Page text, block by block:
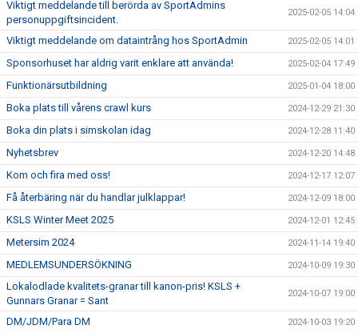
Viktigt meddelande till berörda av SportAdmins
personuppgiftsincident.
2025-02-05 14:04
Viktigt meddelande om dataintrång hos SportAdmin 2025-02-05 14:01
Sponsorhuset har aldrig varit enklare att använda! 2025-02-04 17:49
Funktionärsutbildning 2025-01-04 18:00
Boka plats till vårens crawl kurs 2024-12-29 21:30
Boka din plats i simskolan idag 2024-12-28 11:40
Nyhetsbrev 2024-12-20 14:48
Kom och fira med oss! 2024-12-17 12:07
Få återbäring när du handlar julklappar! 2024-12-09 18:00
KSLS Winter Meet 2025 2024-12-01 12:45
Metersim 2024 2024-11-14 19:40
MEDLEMSUNDERSÖKNING 2024-10-09 19:30
Lokalodlade kvalitets-granar till kanon-pris! KSLS +
Gunnars Granar = Sant
2024-10-07 19:00
DM/JDM/Para DM 2024-10-03 19:20